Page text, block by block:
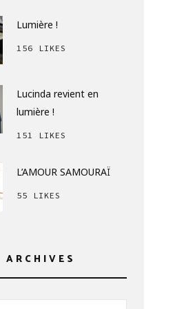
Lumière !
156 LIKES
Lucinda revient en
lumière !
151 LIKES
L’AMOUR SAMOURAÏ
55 LIKES
ARCHIVES